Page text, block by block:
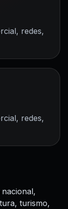
redes,
redes,
turismo,